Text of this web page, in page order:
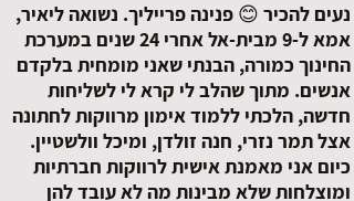
נעים להכיר 😊 פנינה פרייליך. נשואה ליאיר,
אמא ל-9 מבית-אל אחרי 24 שנים במערכת
החינוך כמורה, הבנתי שאני מומחית בלקדם
אנשים. מתוך שהלב לי קרא לי לשליחות
חדשה, הלכתי ללמוד אימון מרווקות לחתונה
אצל תמר נזרי, חנה זולדן, ומיכל וולשטיין.
כיום אני מאמנת אישית לרווקות חברתיות
ומוצלחות שלא מבינות מה לא עובד להן